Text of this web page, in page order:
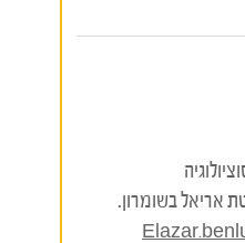
אריאל בשומרון.